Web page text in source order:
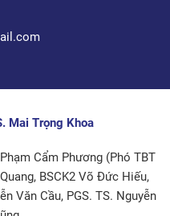
Mai Trọng Khoa
Cẩm Phương (Phó TBT
BSCK2 Võ Đức Hiếu,
Văn Cầu, PGS. TS. Nguyễn